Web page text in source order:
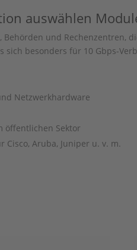
auswählen
und Rechenzentren,
besonders für 10 Gbps-
Netzwerkhardware
öffentlichen Sektor
Aruba, Juniper u. v. m.